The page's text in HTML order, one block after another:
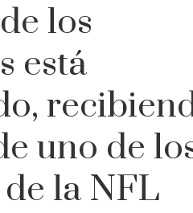
los
está
uno de
la NFL